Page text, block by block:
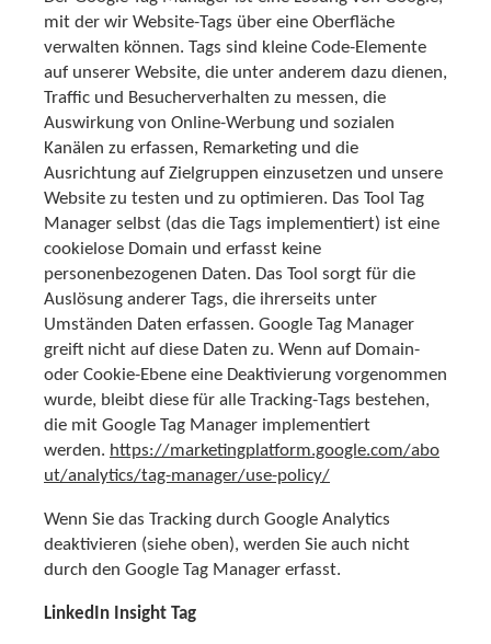
mit der wir Website-Tags über eine Oberfläche
verwalten können. Tags sind kleine Code-Elemente
auf unserer Website, die unter anderem dazu dienen,
Traffic und Besucherverhalten zu messen, die
Auswirkung von Online-Werbung und sozialen
Kanälen zu erfassen, Remarketing und die
Ausrichtung auf Zielgruppen einzusetzen und unsere
Website zu testen und zu optimieren. Das Tool Tag
Manager selbst (das die Tags implementiert) ist eine
cookielose Domain und erfasst keine
personenbezogenen Daten. Das Tool sorgt für die
Auslösung anderer Tags, die ihrerseits unter
Umständen Daten erfassen. Google Tag Manager
greift nicht auf diese Daten zu. Wenn auf Domain-
oder Cookie-Ebene eine Deaktivierung vorgenommen
wurde, bleibt diese für alle Tracking-Tags bestehen,
die mit Google Tag Manager implementiert
werden. https://marketingplatform.google.com/abo
ut/analytics/tag-manager/use-policy/
Wenn Sie das Tracking durch Google Analytics
deaktivieren (siehe oben), werden Sie auch nicht
durch den Google Tag Manager erfasst.
LinkedIn Insight Tag